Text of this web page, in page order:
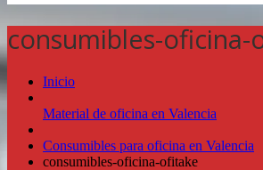
consumibles-oficina-
Inicio
Material de oficina en Valencia
Consumibles para oficina en Valencia
consumibles-oficina-ofitake